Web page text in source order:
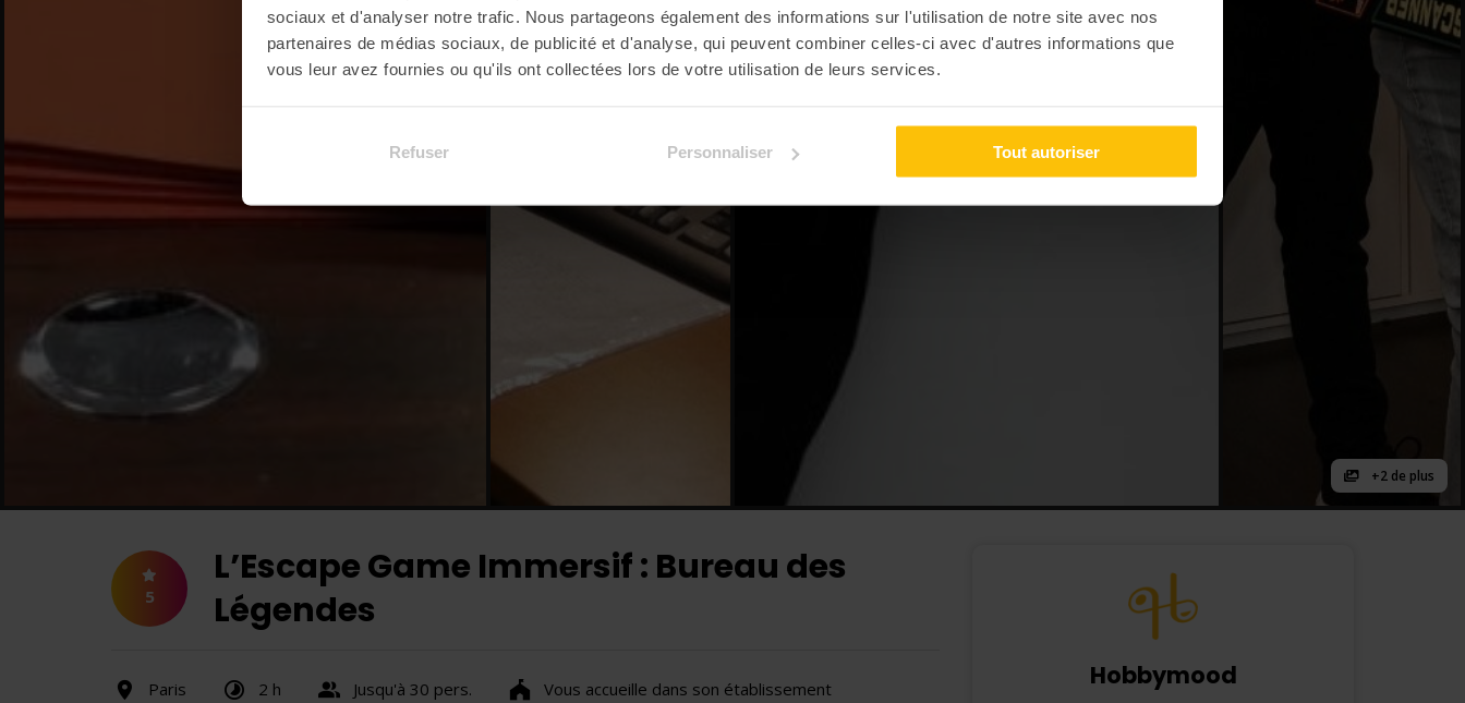
sociaux et d'analyser notre trafic. Nous partageons également des informations sur l'utilisation de notre site avec nos
partenaires de médias sociaux, de publicité et d'analyse, qui peuvent combiner celles-ci avec d'autres informations que
vous leur avez fournies ou qu'ils ont collectées lors de votre utilisation de leurs services.
Refuser Personnaliser Tout autoriser
+2 de plus
5
L’Escape Game Immersif : Bureau des
Légendes
Paris 2 h Jusqu'à 30 pers. Vous accueille dans son établissement Hobbymood